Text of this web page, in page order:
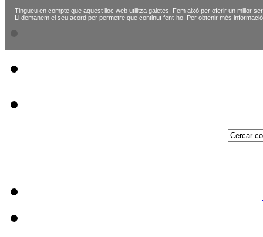
Tingueu en compte que aquest lloc web utilitza galetes. Fem això per oferir un millor
Li demanem el seu acord per permetre que continuï fent-ho. Per obtenir més